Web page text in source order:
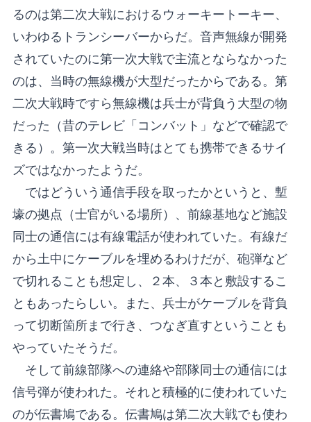
るのは第二次大戦におけるウォーキートーキー、
いわゆるトランシーバーからだ。音声無線が開発
されていたのに第一次大戦で主流とならなかった
のは、当時の無線機が大型だったからである。第
二次大戦時ですら無線機は兵士が背負う大型の物
だった（昔のテレビ「コンバット」などで確認で
きる）。第一次大戦当時はとても携帯できるサイ
ズではなかったようだ。
ではどういう通信手段を取ったかというと、塹
壕の拠点（士官がいる場所）、前線基地など施設
同士の通信には有線電話が使われていた。有線だ
から土中にケーブルを埋めるわけだが、砲弾など
で切れることも想定し、２本、３本と敷設するこ
ともあったらしい。また、兵士がケーブルを背負
って切断箇所まで行き、つなぎ直すということも
やっていたそうだ。
そして前線部隊への連絡や部隊同士の通信には
信号弾が使われた。それと積極的に使われていた
のが伝書鳩である。伝書鳩は第二次大戦でも使わ